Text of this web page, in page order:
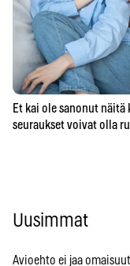
Et kai ole sanonut
seuraukset voivat olla
Uusimmat
Avioehto ei jaa